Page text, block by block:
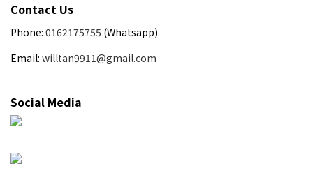
Contact Us
Phone: 0162175755 (Whatsapp)
Email: willtan9911@gmail.com
Social Media